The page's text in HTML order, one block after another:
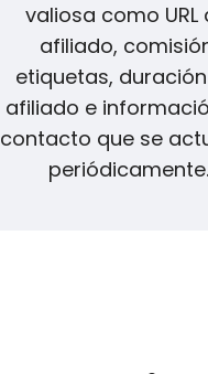
valiosa como URL
afiliado,
etiquetas,
afiliado e
contacto que se
periódicamente.